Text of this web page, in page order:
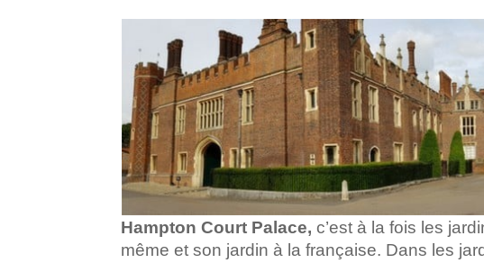
Hampton Court Palace, c’est à la fois les
même et son jardin à la française. Dans les